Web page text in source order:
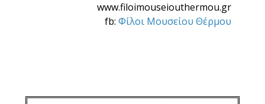
www.filoimouseiouthermou.gr
fb:Φίλοι Μουσείου Θέρμου